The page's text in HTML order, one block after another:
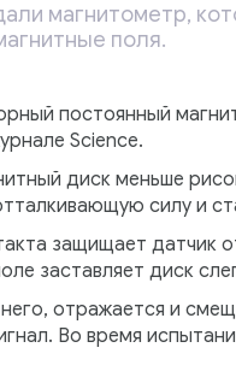
магнитометр,
поля.
постоянный
Science.
диск меньше
силу и
защищает
заставляет диск
отражается и
Во время